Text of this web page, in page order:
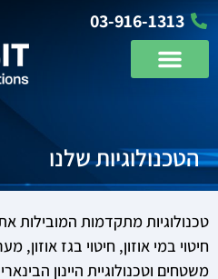
03-916-1313
הטכנולוגיות שלנו
טכנולוגיות מתקדמות המובילות
חיטוי במי אוזון, חיטוי בגז אוזון,
משטחים וטכנולוגיית היינון